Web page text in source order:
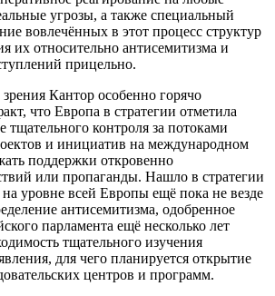
угрозы, а также специальный
вовлечённых в этот процесс структур
их относительно антисемитизма и
прицельно.
Кантор особенно горячо
что Европа в стратегии отметила
тщательного контроля за потоками
и инициатив на международном
поддержки откровенно
или пропаганды. Нашло в стратегии
уровне всей Европы ещё пока не везде
антисемитизма, одобренное
парламента ещё несколько лет
тщательного изучения
для чего планируется открытие
центров и программ.